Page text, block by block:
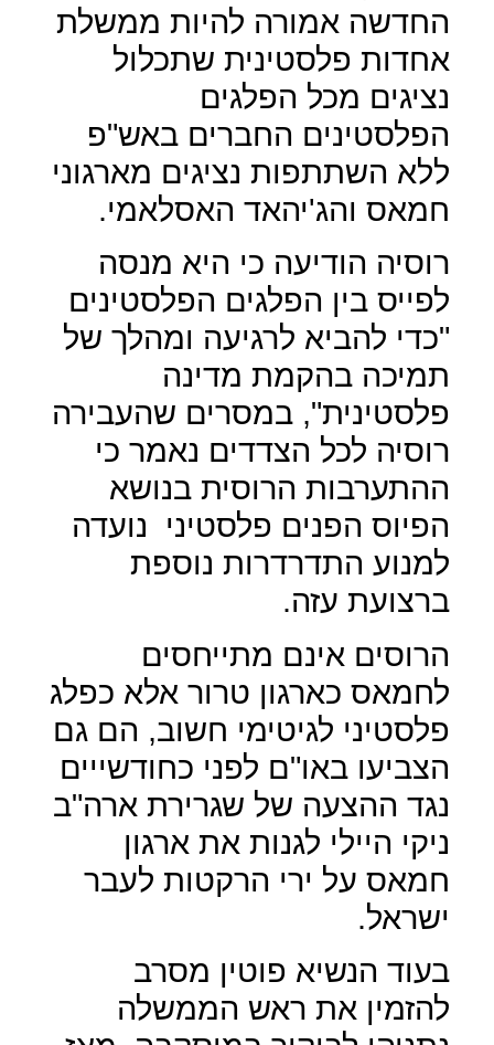
החדשה אמורה להיות ממשלת
אחדות פלסטינית שתכלול
נציגים מכל הפלגים
הפלסטינים החברים באש"פ
ללא השתתפות נציגים מארגוני
חמאס והג'יהאד האסלאמי.
רוסיה הודיעה כי היא מנסה
לפייס בין הפלגים הפלסטינים
"כדי להביא לרגיעה ומהלך של
תמיכה בהקמת מדינה
פלסטינית", במסרים שהעבירה
רוסיה לכל הצדדים נאמר כי
ההתערבות הרוסית בנושא
הפיוס הפנים פלסטיני
נועדה
למנוע התדרדרות נוספת
ברצועת עזה.
הרוסים אינם מתייחסים
לחמאס כארגון טרור אלא כפלג
פלסטיני לגיטימי חשוב, הם גם
הצביעו באו"ם לפני כחודשייים
נגד ההצעה של שגרירת ארה"ב
ניקי היילי לגנות את ארגון
חמאס על ירי הרקטות לעבר
ישראל.
בעוד הנשיא פוטין מסרב
להזמין את ראש הממשלה